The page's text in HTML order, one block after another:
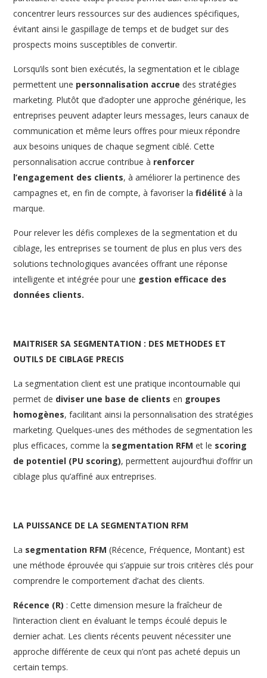
concentrer leurs ressources sur des audiences spécifiques,
évitant ainsi le gaspillage de temps et de budget sur des
prospects moins susceptibles de convertir.
Lorsqu’ils sont bien exécutés, la segmentation et le ciblage
permettent une personnalisation accrue des stratégies
marketing. Plutôt que d’adopter une approche générique, les
entreprises peuvent adapter leurs messages, leurs canaux de
communication et même leurs offres pour mieux répondre
aux besoins uniques de chaque segment ciblé. Cette
personnalisation accrue contribue à renforcer
l’engagement des clients, à améliorer la pertinence des
campagnes et, en fin de compte, à favoriser lafidélité à la
marque.
Pour relever les défis complexes de la segmentation et du
ciblage, les entreprises se tournent de plus en plus vers des
solutions technologiques avancées offrant une réponse
intelligente et intégrée pour une gestion efficace des
données clients.
MAITRISER SA SEGMENTATION : DES METHODES ET
OUTILS DE CIBLAGE PRECIS
La segmentation client est une pratique incontournable qui
permet de diviser une base de clients en groupes
homogènes, facilitant ainsi la personnalisation des stratégies
marketing. Quelques-unes des méthodes de segmentation les
plus efficaces, comme la segmentation RFM et le scoring
de potentiel (PU scoring), permettent aujourd’hui d’offrir un
ciblage plus qu’affiné aux entreprises.
LA PUISSANCE DE LA SEGMENTATION RFM
La segmentation RFM (Récence, Fréquence, Montant) est
une méthode éprouvée qui s’appuie sur trois critères clés pour
comprendre le comportement d’achat des clients.
Récence (R) : Cette dimension mesure la fraîcheur de
l’interaction client en évaluant le temps écoulé depuis le
dernier achat. Les clients récents peuvent nécessiter une
approche différente de ceux qui n’ont pas acheté depuis un
certain temps.